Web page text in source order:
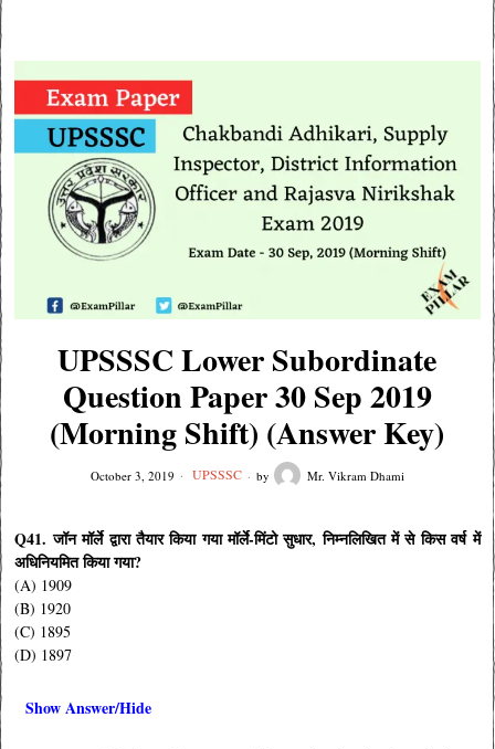
UPSSSC Lower Subordinate
Question Paper 30 Sep 2019
(Morning Shift) (Answer Key)
October 3, 2019 UPSSSC by Mr. Vikram Dhami
Q41. जॉन मॉर्ले द्वारा तैयार किया गया मॉर्ले-मिंटो सुधार, निम्नलिखित में से किस वर्ष में
अधिनियमित किया गया?
(A) 1909
(B) 1920
(C) 1895
(D) 1897
Show Answer/Hide